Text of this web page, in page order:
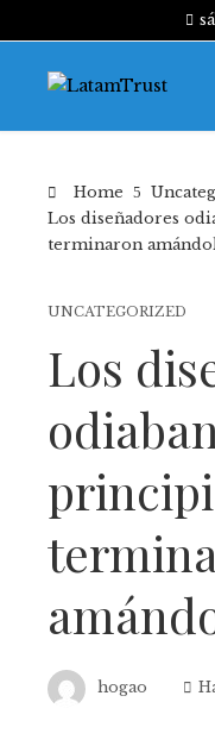
Home
Los diseñadores
terminaron
UNCATEGORIZED
Los
hogao